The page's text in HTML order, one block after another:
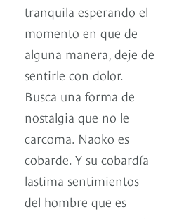
tranquila esperando el
momento en que de
alguna manera, deje de
sentirle con dolor.
Busca una forma de
nostalgia que no le
carcoma. Naoko es
cobarde. Y su cobardía
lastima sentimientos
del hombre que es